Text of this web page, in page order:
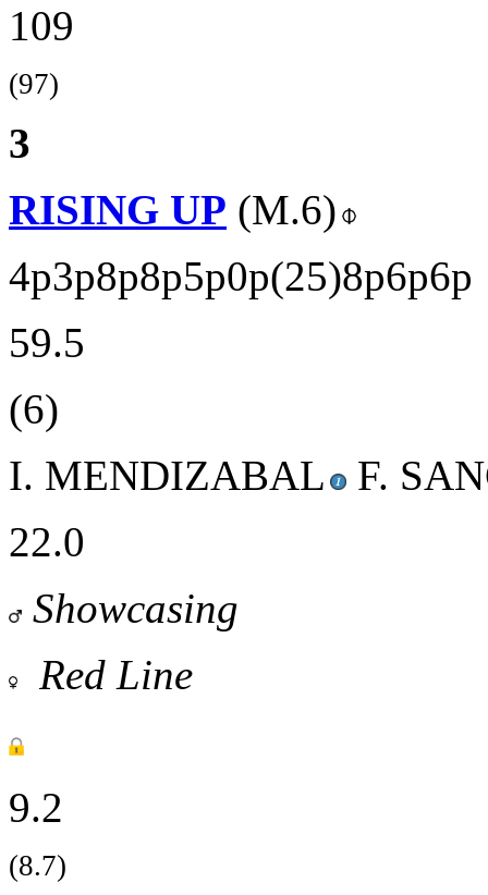
109
(97)
3
RISING UP (M.6)
4p3p8p8p5p0p(25)8p6p6p
59.5
(6)
I. MENDIZABAL
F.
22.0
Showcasing
Red Line
9.2
(8.7)